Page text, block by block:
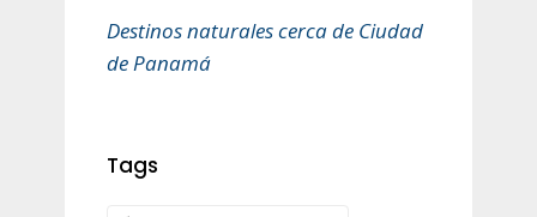
Destinos naturales cerca de Ciudad
de Panamá
Tags